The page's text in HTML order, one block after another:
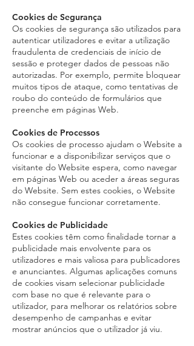
Cookies de Segurança
Os cookies de segurança são utilizados para
autenticar utilizadores e evitar a utilização
fraudulenta de credenciais de início de
sessão e proteger dados de pessoas não
autorizadas. Por exemplo, permite bloquear
muitos tipos de ataque, como tentativas de
roubo do conteúdo de formulários que
preenche em páginas Web.
Cookies de Processos
Os cookies de processo ajudam o Website a
funcionar e a disponibilizar serviços que o
visitante do Website espera, como navegar
em páginas Web ou aceder a áreas seguras
do Website. Sem estes cookies, o Website
não consegue funcionar corretamente.
Cookies de Publicidade
Estes cookies têm como finalidade tornar a
publicidade mais envolvente para os
utilizadores e mais valiosa para publicadores
e anunciantes. Algumas aplicações comuns
de cookies visam selecionar publicidade
com base no que é relevante para o
utilizador, para melhorar os relatórios sobre
desempenho de campanhas e evitar
mostrar anúncios que o utilizador já viu.